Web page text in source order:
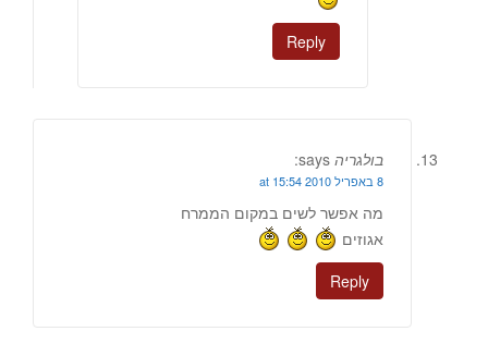
Reply
בולגריה says:
8 באפריל 2010 at 15:54
מה אפשר לשים במקום הממרח
אגוזים
Reply